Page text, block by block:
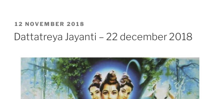
GEPLAATST
OP
12 NOVEMBER 2018
Dattatreya Jayanti – 22 december 2018